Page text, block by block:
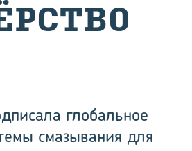
глобальное
смазывания для